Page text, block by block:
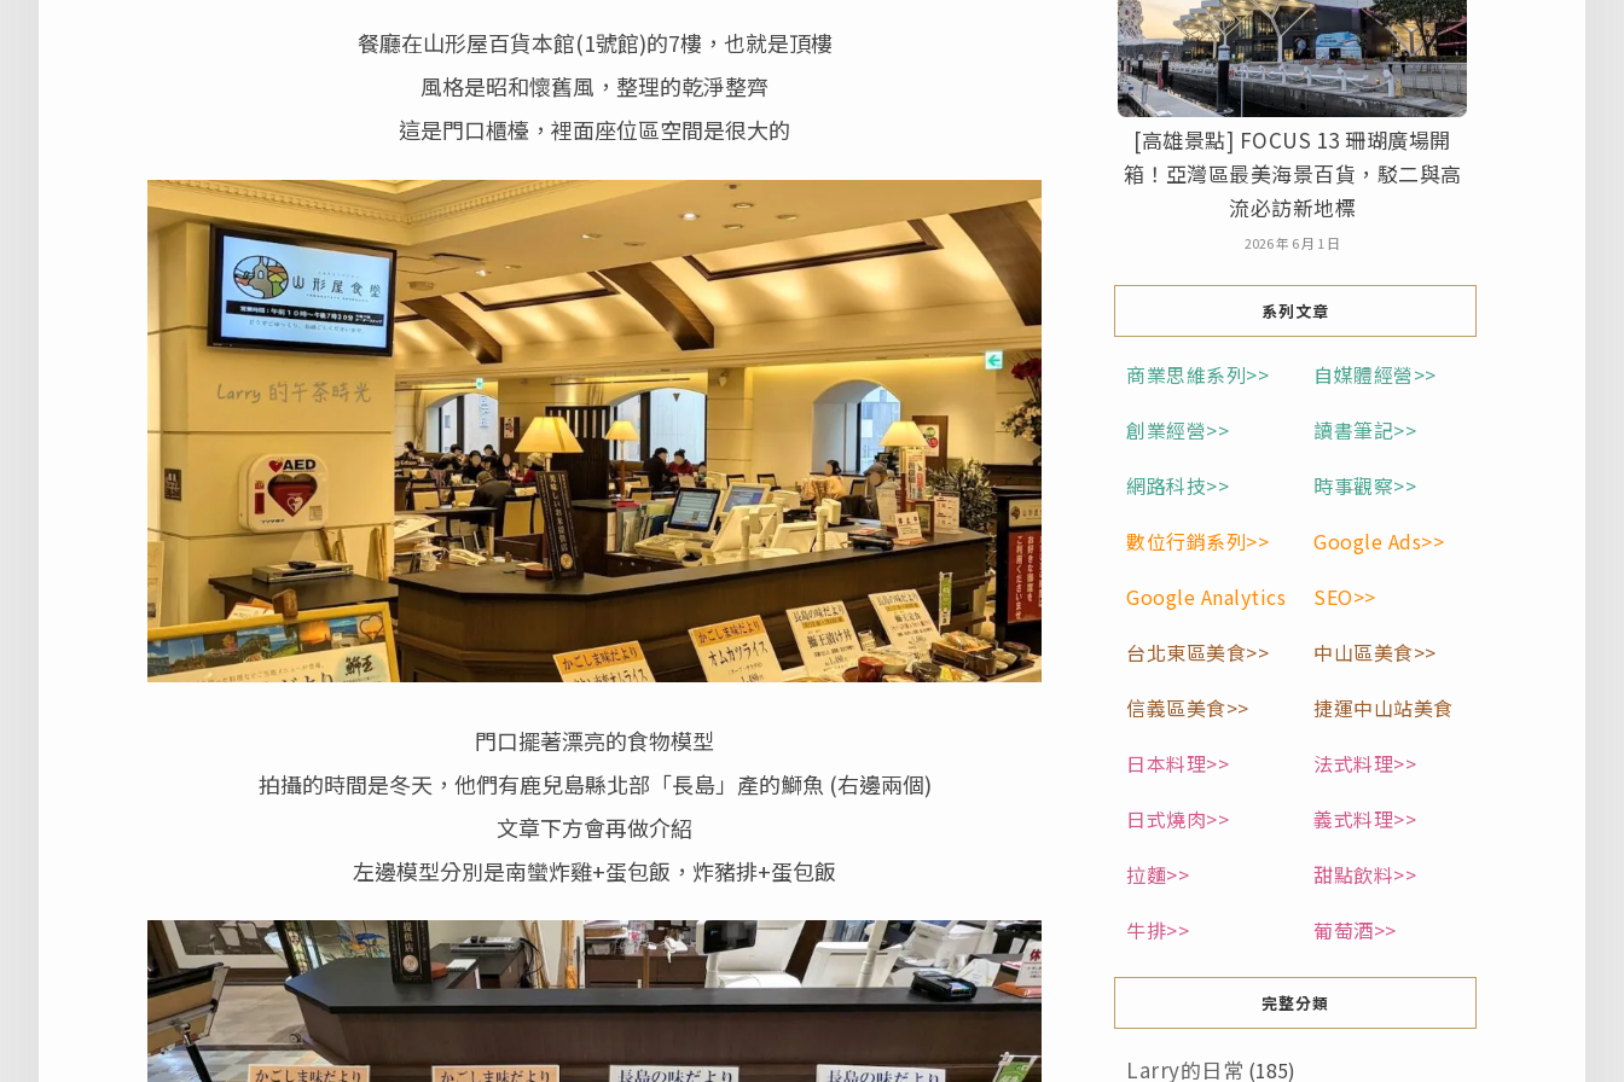
餐廳在山形屋百貨本館(1號館)的7樓，也就是頂樓
風格是昭和懷舊風，整理的乾淨整齊
這是門口櫃檯，裡面座位區空間是很大的
門口擺著漂亮的食物模型
拍攝的時間是冬天，他們有鹿兒島縣北部「長島」產的鰤魚 (右邊兩個)
文章下方會再做介紹
左邊模型分別是南蠻炸雞+蛋包飯，炸豬排+蛋包飯
[高雄景點] FOCUS 13 珊瑚廣場開
箱！亞灣區最美海景百貨，駁二與高
流必訪新地標
2026 年 6 月 1 日
系列文章
商業思維系列>>
自媒體經營>>
創業經營>>
讀書筆記>>
網路科技>>
時事觀察>>
數位行銷系列>>
Google Ads>>
Google Analytics
SEO>>
台北東區美食>>
中山區美食>>
信義區美食>>
捷運中山站美食
日本料理>>
法式料理>>
日式燒肉>>
義式料理>>
拉麵>>
甜點飲料>>
牛排>>
葡萄酒>>
完整分類
Larry的日常 (185)